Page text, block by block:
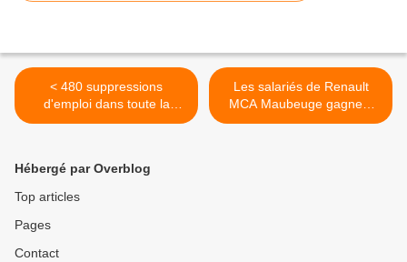
< 480 suppressions
d'emploi dans toute la
France chez GEFCO
Les salariés de Renault
MCA Maubeuge gagnent
sur leurs revendications ! >
Hébergé par Overblog
Top articles
Pages
Contact